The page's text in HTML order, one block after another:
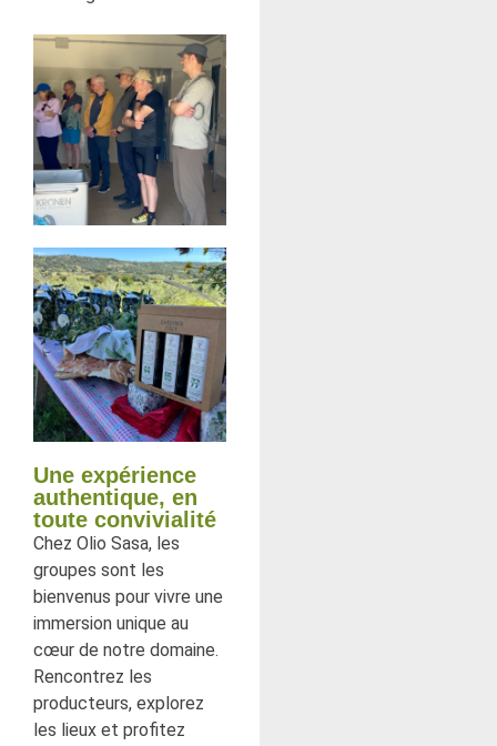
Une expérience
authentique, en
toute convivialité
Chez Olio Sasa, les
groupes sont les
bienvenus pour vivre une
immersion unique au
cœur de notre domaine.
Rencontrez les
producteurs, explorez
les lieux et profitez